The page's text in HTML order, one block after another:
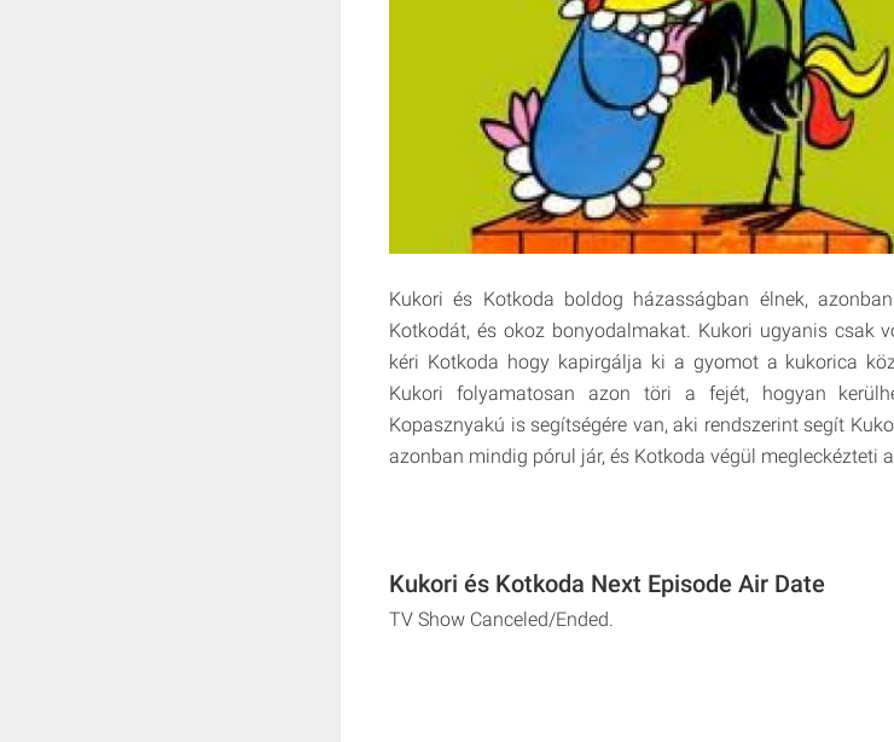
Kukori és Kotkoda boldog házasságban élnek,
Kotkodát, és okoz bonyodalmakat. Kukori ugyanis csak
kéri Kotkoda hogy kapirgálja ki a gyomot a kukorica
Kukori folyamatosan azon töri a fejét, hogyan
Kopasznyakú is segítségére van, aki rendszerint segít
azonban mindig pórul jár, és Kotkoda végül megleckézteti
Kukori és Kotkoda Next Episode Air Date
TV Show Canceled/Ended.